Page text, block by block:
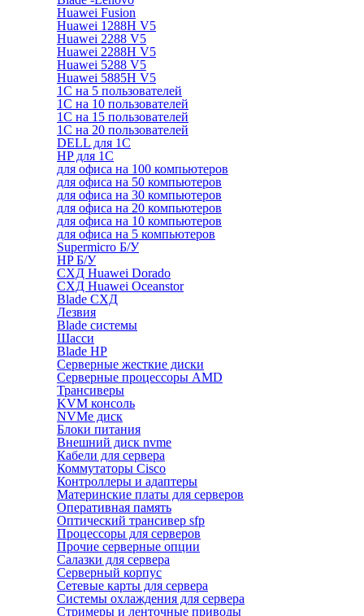
Huawei Fusion
Huawei 1288H V5
Huawei 2288 V5
Huawei 2288H V5
Huawei 5288 V5
Huawei 5885H V5
1С на 5 пользователей
1С на 10 пользователей
1С на 15 пользователей
1С на 20 пользователей
DELL для 1С
HP для 1С
для офиса на 100 компьютеров
для офиса на 50 компьютеров
для офиса на 30 компьютеров
для офиса на 20 компьютеров
для офиса на 10 компьютеров
для офиса на 5 компьютеров
Supermicro Б/У
HP Б/У
СХД Huawei Dorado
СХД Huawei Oceanstor
Blade СХД
Лезвия
Blade системы
Шасси
Blade HP
Серверные жесткие диски
Серверные процессоры AMD
Трансиверы
KVM консоль
NVMe диск
Блоки питания
Внешний диск nvme
Кабели для сервера
Коммутаторы Cisco
Контроллеры и адаптеры
Материнские платы для серверов
Оперативная память
Оптический трансивер sfp
Процессоры для серверов
Прочие серверные опции
Салазки для сервера
Серверный корпус
Сетевые карты для сервера
Системы охлаждения для сервера
Стримеры и ленточные приводы